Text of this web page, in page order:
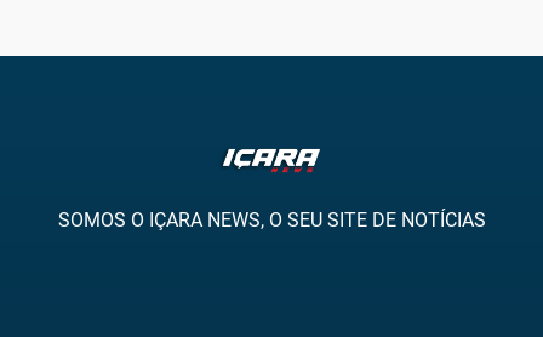
SOMOS O IÇARA NEWS, O SEU SITE DE NOTÍCIAS